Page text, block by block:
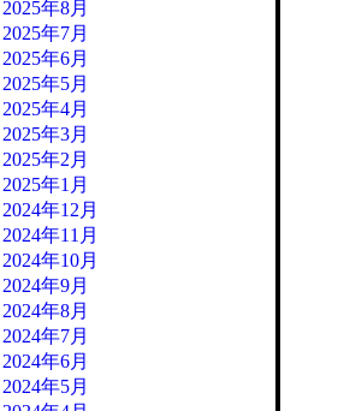
2025年8月
2025年7月
2025年6月
2025年5月
2025年4月
2025年3月
2025年2月
2025年1月
2024年12月
2024年11月
2024年10月
2024年9月
2024年8月
2024年7月
2024年6月
2024年5月